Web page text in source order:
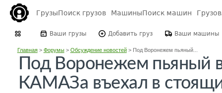
ГрузыПоиск грузов МашиныПоиск машин
Ваши грузы Добавить груз Ваши машины
Главная> Форумы> Обсуждение новостей> Под Воронежем пьяный...
Под Воронежем пьяный
КАМАЗа въехал в